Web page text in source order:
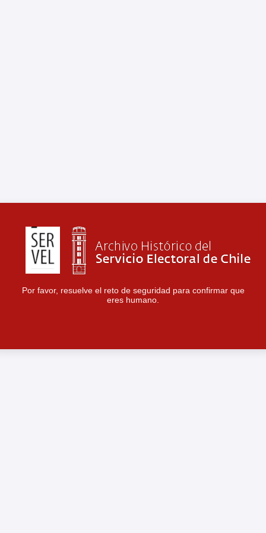
Por favor, resuelve el reto de seguridad para confirmar que
eres humano.